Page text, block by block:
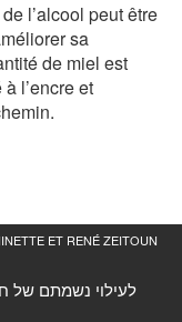
l’alcool peut être
sa
de miel est
l’encre et
ET RENÉ ZEITOUN
לעילוי נשמתם של